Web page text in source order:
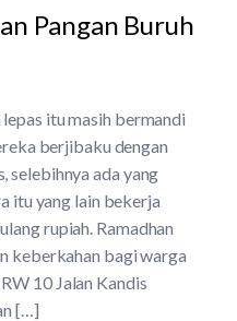
Pangan Buruh
itu masih bermandi
berjibaku dengan
selebihnya ada yang
itu yang lain bekerja
rupiah. Ramadhan
keberkahan bagi warga
10 Jalan Kandis
[…]